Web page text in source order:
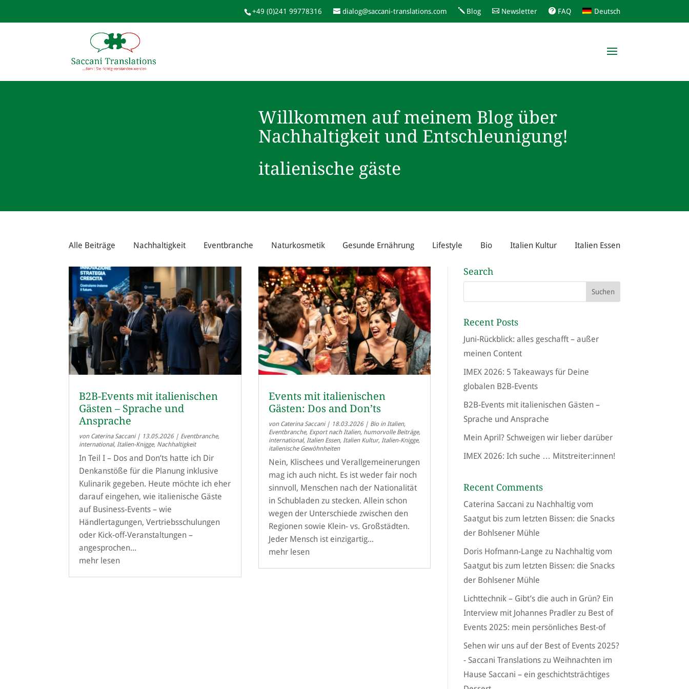
+49 (0)241 99778316 dialog@saccani-translations.com Blog Newsletter FAQ Deutsch
Willkommen auf meinem Blog über
Nachhaltigkeit und Entschleunigung!
italienische gäste
Alle Beiträge Nachhaltigkeit Eventbranche Naturkosmetik Gesunde Ernährung Lifestyle Bio Italien Kultur Italien Essen
B2B-Events mit italienischen
Gästen – Sprache und
Ansprache
von Caterina Saccani| 13.05.2026| Eventbranche,
international, Italien-Knigge, Nachhaltigkeit
In Teil I – Dos and Don’ts hatte ich Dir
Denkanstöße für die Planung inklusive
Kulinarik gegeben. Heute möchte ich eher
darauf eingehen, wie italienische Gäste
auf Business-Events – wie
Händlertagungen, Vertriebsschulungen
oder Kick-off-Veranstaltungen –
angesprochen...
mehr lesen
Events mit italienischen
Gästen: Dos and Don’ts
von Caterina Saccani| 18.03.2026| Bio in Italien,
Eventbranche, Export nach Italien, humorvolle Beiträge,
international, Italien Essen, Italien Kultur, Italien-Knigge,
italienische Gewöhnheiten
Nein, Klischees und Verallgemeinerungen
mag ich auch nicht. Es ist weder fair noch
sinnvoll, Menschen nach der Nationalität
in Schubladen zu stecken. Allein schon
wegen der Unterschiede zwischen den
Regionen sowie Klein- vs. Großstädten.
Jeder Mensch ist einzigartig...
mehr lesen
Search
Recent Posts
Juni-Rückblick: alles geschafft – außer
meinen Content
IMEX 2026: 5 Takeaways für Deine
globalen B2B-Events
B2B-Events mit italienischen Gästen –
Sprache und Ansprache
Mein April? Schweigen wir lieber darüber
IMEX 2026: Ich suche … Mitstreiter:innen!
Recent Comments
Caterina Saccani zu Nachhaltig vom
Saatgut bis zum letzten Bissen: die Snacks
der Bohlsener Mühle
Doris Hofmann-Lange zu Nachhaltig vom
Saatgut bis zum letzten Bissen: die Snacks
der Bohlsener Mühle
Lichttechnik – Gibt’s die auch in Grün? Ein
Interview mit Johannes Pradlerzu Best of
Events 2025: mein persönliches Best-of
Sehen wir uns auf der Best of Events 2025?
- Saccani Translationszu Weihnachten im
Hause Saccani – ein geschichtsträchtiges